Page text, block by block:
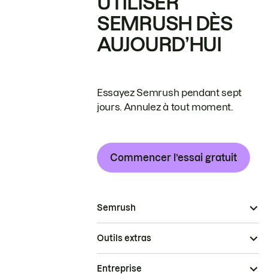
SEMRUSH DÈS
AUJOURD’HUI
Essayez Semrush pendant sept
jours. Annulez à tout moment.
Commencer l’essai gratuit
Semrush
Outils extras
Entreprise